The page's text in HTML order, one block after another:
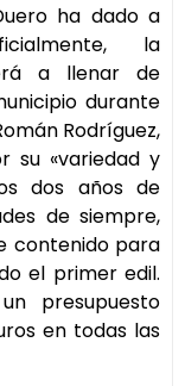
ha dado a
la
a llenar de
durante
Rodríguez,
su «variedad y
dos años de
de siempre,
contenido para
el primer edil.
presupuesto
en todas las